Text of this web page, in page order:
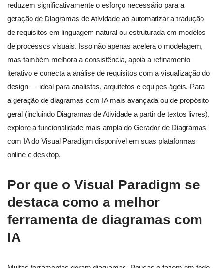
reduzem significativamente o esforço necessário para a
geração de Diagramas de Atividade ao automatizar a tradução
de requisitos em linguagem natural ou estruturada em modelos
de processos visuais. Isso não apenas acelera o modelagem,
mas também melhora a consistência, apoia a refinamento
iterativo e conecta a análise de requisitos com a visualização do
design — ideal para analistas, arquitetos e equipes ágeis. Para
a geração de diagramas com IA mais avançada ou de propósito
geral (incluindo Diagramas de Atividade a partir de textos livres),
explore a funcionalidade mais ampla do Gerador de Diagramas
com IA do Visual Paradigm disponível em suas plataformas
online e desktop.
Por que o Visual Paradigm se
destaca como a melhor
ferramenta de diagramas com
IA